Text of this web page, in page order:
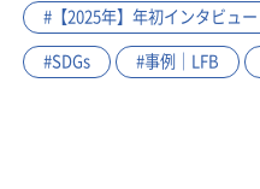
#【2025年】年初インタビュー
#SDGs #事例｜LFB